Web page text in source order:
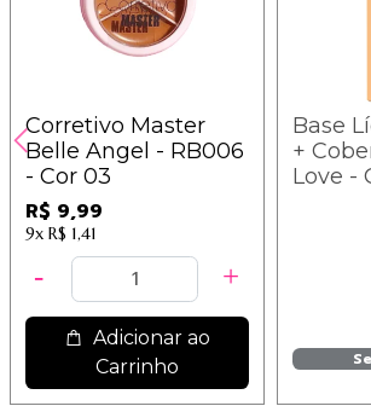
Corretivo Master
Belle Angel - RB006
- Cor 03
R$ 9,99
9x R$ 1,41
Adicionar ao
Carrinho
Base
+
Love -